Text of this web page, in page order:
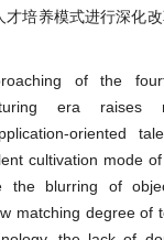
才培养模式进行深化
of the
era raises
oriented
cultivation mode
the blurring of
matching degree of